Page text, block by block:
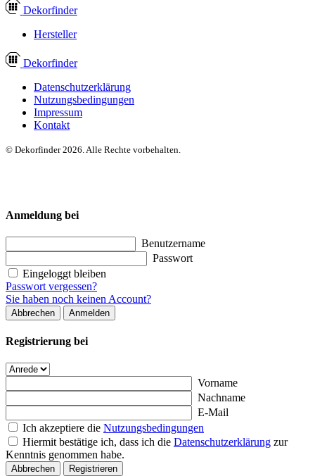
Dekorfinder
Hersteller
Dekorfinder
Datenschutzerklärung
Nutzungsbedingungen
Impressum
Kontakt
© Dekorfinder 2026. Alle Rechte vorbehalten.
Anmeldung bei
Benutzername
Passwort
Eingeloggt bleiben
Passwort vergessen?
Sie haben noch keinen Account?
Abbrechen Anmelden
Registrierung bei
Vorname
Nachname
E-Mail
Ich akzeptiere die Nutzungsbedingungen
Hiermit bestätige ich, dass ich die Datenschutzerklärung zur
Kenntnis genommen habe.
Abbrechen Registrieren